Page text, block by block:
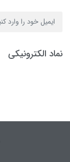
نماد الکترونیکی